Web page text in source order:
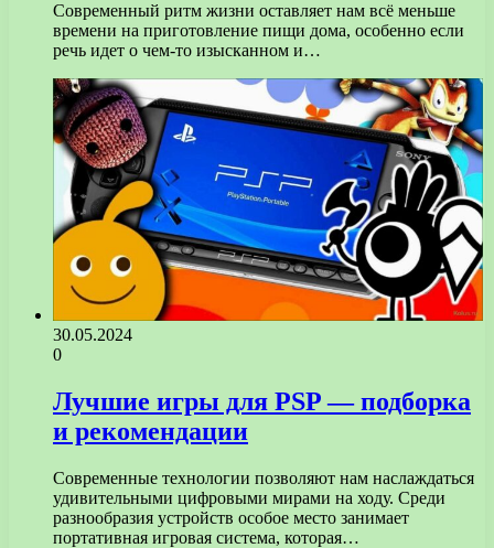
Современный ритм жизни оставляет нам всё меньше
времени на приготовление пищи дома, особенно если
речь идет о чем-то изысканном и…
30.05.2024
0
Лучшие игры для PSP — подборка
и рекомендации
Современные технологии позволяют нам наслаждаться
удивительными цифровыми мирами на ходу. Среди
разнообразия устройств особое место занимает
портативная игровая система, которая…